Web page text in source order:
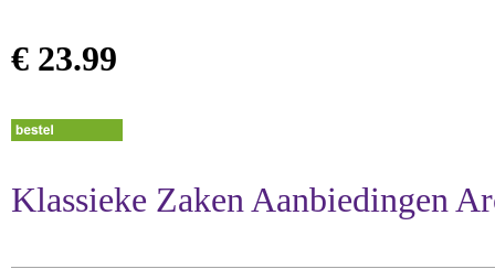
€ 23.99
Klassieke Zaken Aanbiedingen